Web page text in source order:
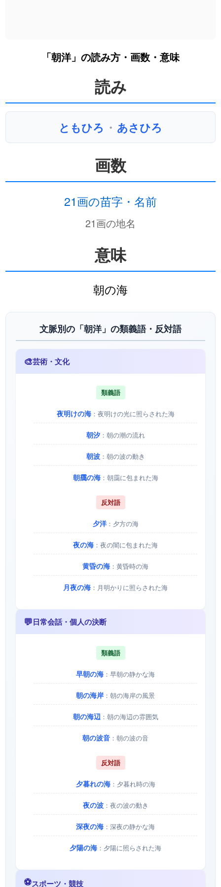
「朝洋」の読み方・画数・意味
読み
ともひろ ・ あさひろ
画数
21画の苗字・名前
21画の地名
意味
朝の海
文脈別の「朝洋」の類義語・反対語
🎨芸術・文化
類義語
夜明けの海：夜明けの光に照らされた海
朝汐：朝の潮の流れ
朝波：朝の波の動き
朝靄の海：朝靄に包まれた海
反対語
夕洋：夕方の海
夜の海 ：夜の闇に包まれた海
黄昏の海 ：黄昏時の海
月夜の海 ：月明かりに照らされた海
💬日常会話・個人の決断
類義語
早朝の海 ：早朝の静かな海
朝の海岸 ：朝の海岸の風景
朝の海辺：朝の海辺の雰囲気
朝の波音 ：朝の波の音
反対語
夕暮れの海：夕暮れ時の海
夜の波：夜の波の動き
深夜の海 ：深夜の静かな海
夕陽の海 ：夕陽に照らされた海
⚽スポーツ・競技